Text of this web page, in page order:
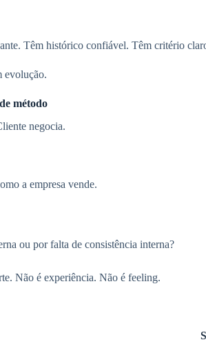
Têm histórico confiável. Têm critério
evolução.
método
negocia.
a empresa vende.
ou por falta de consistência interna?
Não é experiência. Não é feeling.